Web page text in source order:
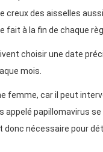
creux des aisselles
à la fin de chaque
choisir une date
mois.
femme, car il peut
appelé papillomavirus se
donc nécessaire pour